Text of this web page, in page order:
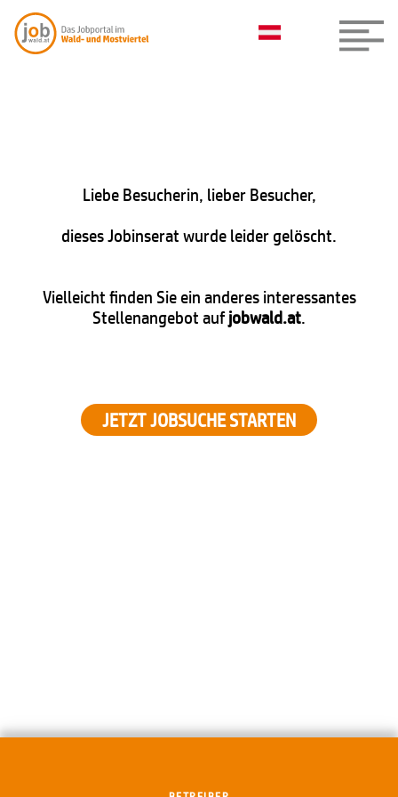
Liebe Besucherin, lieber Besucher,
dieses Jobinserat wurde leider gelöscht.
Vielleicht finden Sie ein anderes interessantes
Stellenangebot aufjobwald.at.
JETZT JOBSUCHE STARTEN